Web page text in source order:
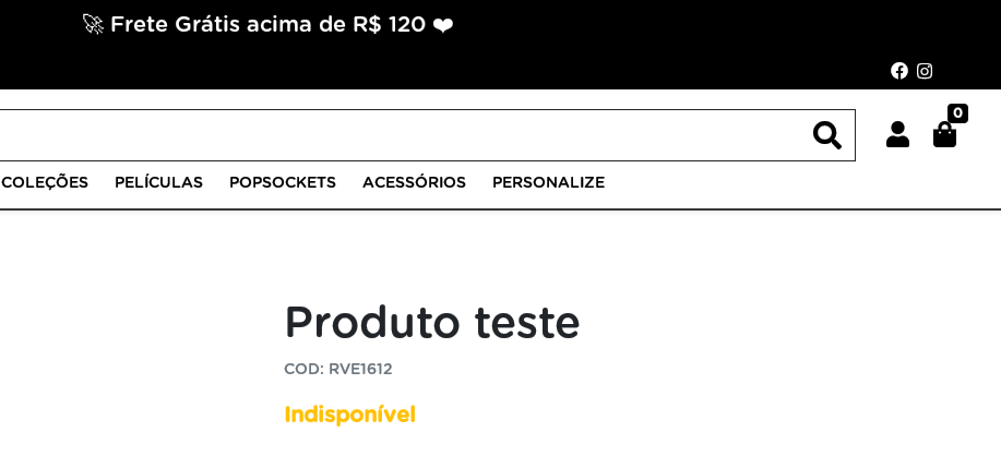
🚀 Frete Grátis acima de R$ 120 ❤️
0
COLEÇÕES PELÍCULAS POPSOCKETS ACESSÓRIOS PERSONALIZE
Produto teste
COD: RVE1612
Indisponível